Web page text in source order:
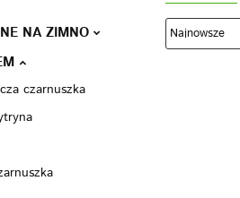
NA ZIMNO
czarnuszka